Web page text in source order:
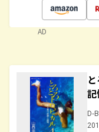
AD
D-